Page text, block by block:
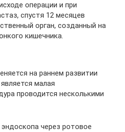
операции и при
спустя 12 месяцев
орган, созданный на
кишечника.
на раннем развитии
малая
проводится несколькими
через ротовое